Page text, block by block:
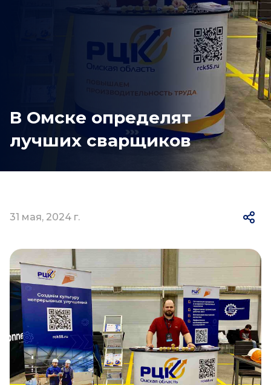
В Омске определят
лучших сварщиков
31 мая, 2024 г.